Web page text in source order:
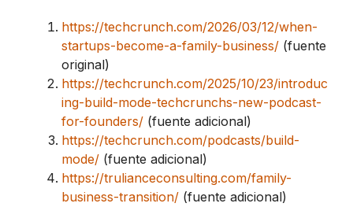
https://techcrunch.com/2026/03/12/when-
startups-become-a-family-business/ (fuente
original)
https://techcrunch.com/2025/10/23/introduc
ing-build-mode-techcrunchs-new-podcast-
for-founders/ (fuente adicional)
https://techcrunch.com/podcasts/build-
mode/ (fuente adicional)
https://trulianceconsulting.com/family-
business-transition/ (fuente adicional)